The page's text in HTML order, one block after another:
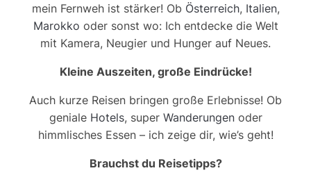
mein Fernweh ist stärker! Ob Österreich, Italien,
Marokko oder sonst wo: Ich entdecke die Welt
mit Kamera, Neugier und Hunger auf Neues.
Kleine Auszeiten, große Eindrücke!
Auch kurze Reisen bringen große Erlebnisse! Ob
geniale Hotels, super Wanderungenoder
himmlisches Essen – ich zeige dir, wie’s geht!
Brauchst du Reisetipps?